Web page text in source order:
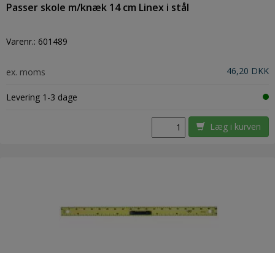
Passer skole m/knæk 14 cm Linex i stål
Varenr.: 601489
ex. moms 46,20 DKK
Levering 1-3 dage
Læg i kurven